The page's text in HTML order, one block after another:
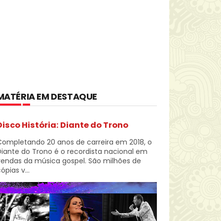
EM DESTAQUE
História: Diante do Trono
20 anos de carreira em 2018, o
do Trono é o recordista nacional em
da música gospel. São milhões de
v...